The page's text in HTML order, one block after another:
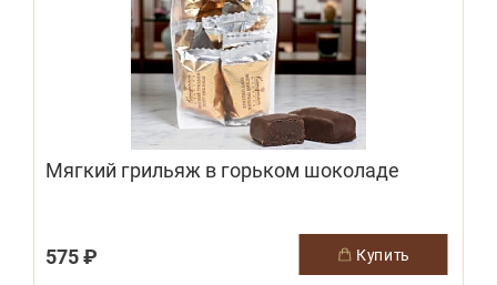
Мягкий грильяж в горьком шоколаде
575 ₽ купить